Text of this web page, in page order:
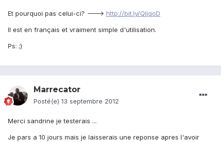
Et pourquoi pas celui-ci? ---> http://bit.ly/QIjqoD
Il est en français et vraiment simple d'utilisation.
Ps: ;)
Marrecator
Posté(e) 13 septembre 2012
Merci sandrine je testerais ...
Je pars a 10 jours mais je laisserais une reponse apres l'avoir